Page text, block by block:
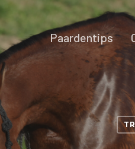
Paardentips